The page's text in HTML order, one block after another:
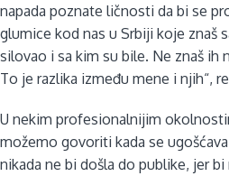
napada poznate ličnosti da bi se
glumice kod nas u Srbiji koje znaš
silovao i sa kim su bile. Ne znaš
To je razlika između mene i njih“,
U nekim profesionalnijim
možemo govoriti kada se ugošćava
nikada ne bi došla do publike, jer